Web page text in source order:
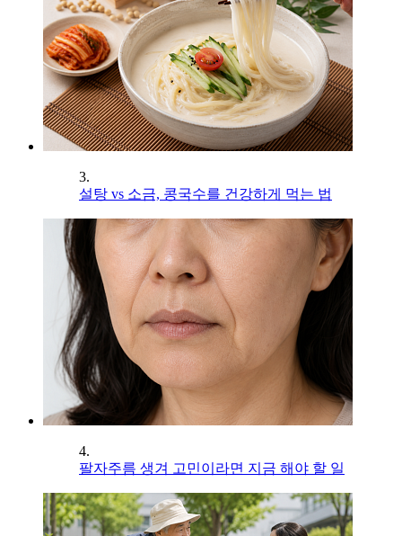
3.
설탕 vs 소금, 콩국수를 건강하게 먹는 법
4.
팔자주름 생겨 고민이라면 지금 해야 할 일